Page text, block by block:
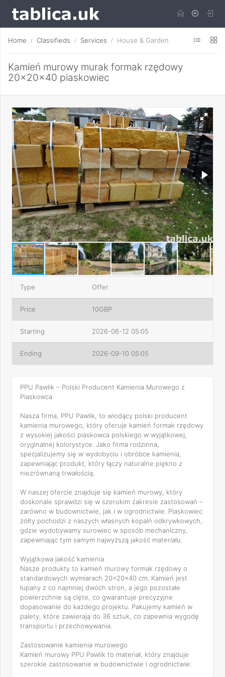
Home Classifieds Services House & Garden
Kamień murowy murak formak rzędowy
20x20x40 piaskowiec
Type Offer
Price 10GBP
Starting 2026-06-12 05:05
Ending 2026-09-10 05:05
PPU Pawlik – Polski Producent Kamienia Murowego z
Piaskowca
Nasza firma, PPU Pawlik, to wiodący polski producent
kamienia murowego, który oferuje kamień formak rzędowy
z wysokiej jakości piaskowca polskiego w wyjątkowej,
oryginalnej kolorystyce. Jako firma rodzinna,
specjalizujemy się w wydobyciu i obróbce kamienia,
zapewniając produkt, który łączy naturalne piękno z
niezrównaną trwałością.
W naszej ofercie znajduje się kamień murowy, który
doskonale sprawdzi się w szerokim zakresie zastosowań –
zarówno w budownictwie, jak i w ogrodnictwie. Piaskowiec
żółty pochodzi z naszych własnych kopalń odkrywkowych,
gdzie wydobywamy surowiec w sposób mechaniczny,
zapewniając tym samym najwyższą jakość materiału.
Wyjątkowa jakość kamienia
Nasze produkty to kamień murowy formak rzędowy o
standardowych wymiarach 20x20x40 cm. Kamień jest
łupany z co najmniej dwóch stron, a jego pozostałe
powierzchnie są cięte, co gwarantuje precyzyjne
dopasowanie do każdego projektu. Pakujemy kamień w
palety, które zawierają do 36 sztuk, co zapewnia wygodę
transportu i przechowywania.
Zastosowanie kamienia murowego
Kamień murowy PPU Pawlik to materiał, który znajduje
szerokie zastosowanie w budownictwie i ogrodnictwie: